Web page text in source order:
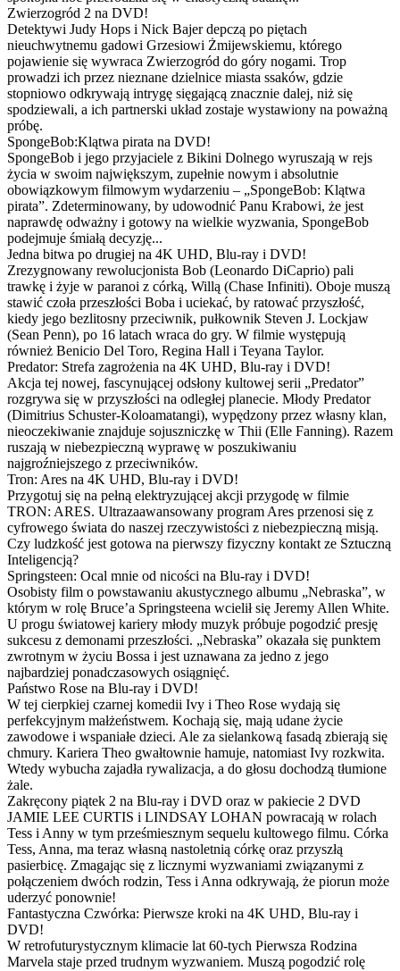
Zwierzogród 2 na DVD!
Detektywi Judy Hops i Nick Bajer depczą po piętach
nieuchwytnemu gadowi Grzesiowi Żmijewskiemu, którego
pojawienie się wywraca Zwierzogród do góry nogami. Trop
prowadzi ich przez nieznane dzielnice miasta ssaków, gdzie
stopniowo odkrywają intrygę sięgającą znacznie dalej, niż się
spodziewali, a ich partnerski układ zostaje wystawiony na poważną
próbę.
SpongeBob:Klątwa pirata na DVD!
SpongeBob i jego przyjaciele z Bikini Dolnego wyruszają w rejs
życia w swoim największym, zupełnie nowym i absolutnie
obowiązkowym filmowym wydarzeniu – „SpongeBob: Klątwa
pirata”. Zdeterminowany, by udowodnić Panu Krabowi, że jest
naprawdę odważny i gotowy na wielkie wyzwania, SpongeBob
podejmuje śmiałą decyzję...
Jedna bitwa po drugiej na 4K UHD, Blu-ray i DVD!
Zrezygnowany rewolucjonista Bob (Leonardo DiCaprio) pali
trawkę i żyje w paranoi z córką, Willą (Chase Infiniti). Oboje muszą
stawić czoła przeszłości Boba i uciekać, by ratować przyszłość,
kiedy jego bezlitosny przeciwnik, pułkownik Steven J. Lockjaw
(Sean Penn), po 16 latach wraca do gry. W filmie występują
również Benicio Del Toro, Regina Hall i Teyana Taylor.
Predator: Strefa zagrożenia na 4K UHD, Blu-ray i DVD!
Akcja tej nowej, fascynującej odsłony kultowej serii „Predator”
rozgrywa się w przyszłości na odległej planecie. Młody Predator
(Dimitrius Schuster-Koloamatangi), wypędzony przez własny klan,
nieoczekiwanie znajduje sojuszniczkę w Thii (Elle Fanning). Razem
ruszają w niebezpieczną wyprawę w poszukiwaniu
najgroźniejszego z przeciwników.
Tron: Ares na 4K UHD, Blu-ray i DVD!
Przygotuj się na pełną elektryzującej akcji przygodę w filmie
TRON: ARES. Ultrazaawansowany program Ares przenosi się z
cyfrowego świata do naszej rzeczywistości z niebezpieczną misją.
Czy ludzkość jest gotowa na pierwszy fizyczny kontakt ze Sztuczną
Inteligencją?
Springsteen: Ocal mnie od nicości na Blu-ray i DVD!
Osobisty film o powstawaniu akustycznego albumu „Nebraska”, w
którym w rolę Bruce’a Springsteena wcielił się Jeremy Allen White.
U progu światowej kariery młody muzyk próbuje pogodzić presję
sukcesu z demonami przeszłości. „Nebraska” okazała się punktem
zwrotnym w życiu Bossa i jest uznawana za jedno z jego
najbardziej ponadczasowych osiągnięć.
Państwo Rose na Blu-ray i DVD!
W tej cierpkiej czarnej komedii Ivy i Theo Rose wydają się
perfekcyjnym małżeństwem. Kochają się, mają udane życie
zawodowe i wspaniałe dzieci. Ale za sielankową fasadą zbierają się
chmury. Kariera Theo gwałtownie hamuje, natomiast Ivy rozkwita.
Wtedy wybucha zajadła rywalizacja, a do głosu dochodzą tłumione
żale.
Zakręcony piątek 2 na Blu-ray i DVD oraz w pakiecie 2 DVD
JAMIE LEE CURTIS i LINDSAY LOHAN powracają w rolach
Tess i Anny w tym prześmiesznym sequelu kultowego filmu. Córka
Tess, Anna, ma teraz własną nastoletnią córkę oraz przyszłą
pasierbicę. Zmagając się z licznymi wyzwaniami związanymi z
połączeniem dwóch rodzin, Tess i Anna odkrywają, że piorun może
uderzyć ponownie!
Fantastyczna Czwórka: Pierwsze kroki na 4K UHD, Blu-ray i
DVD!
W retrofuturystycznym klimacie lat 60-tych Pierwsza Rodzina
Marvela staje przed trudnym wyzwaniem. Muszą pogodzić rolę